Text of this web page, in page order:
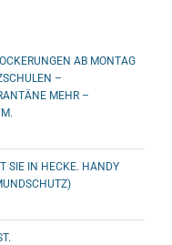
AB MONTAG
–
MEHR –
SIE IN HECKE. HANDY